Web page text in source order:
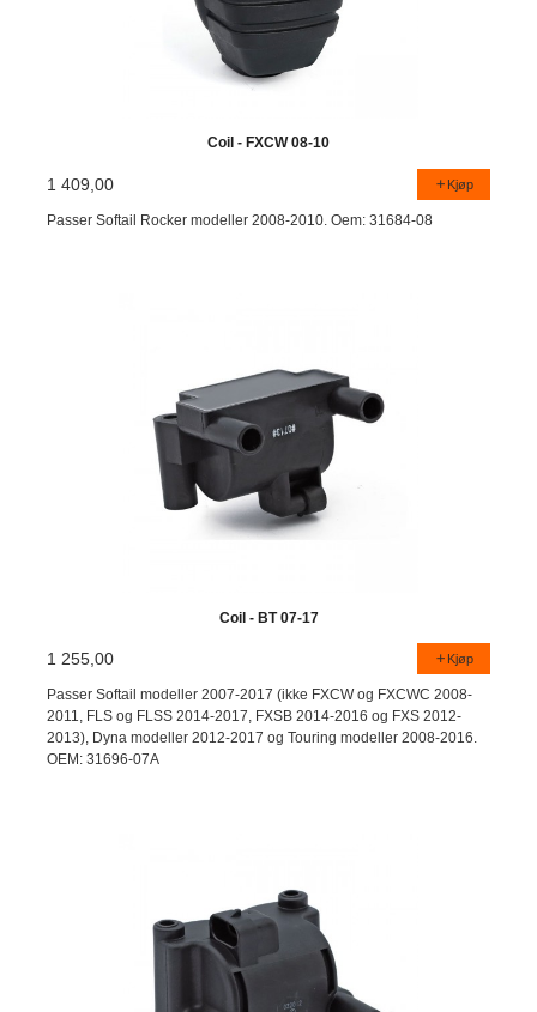
Coil - FXCW 08-10
1 409,00 Kjøp
Passer Softail Rocker modeller 2008-2010. Oem: 31684-08
Coil - BT 07-17
1 255,00 Kjøp
Passer Softail modeller 2007-2017 (ikke FXCW og FXCWC 2008-
2011, FLS og FLSS 2014-2017, FXSB 2014-2016 og FXS 2012-
2013), Dyna modeller 2012-2017 og Touring modeller 2008-2016.
OEM: 31696-07A